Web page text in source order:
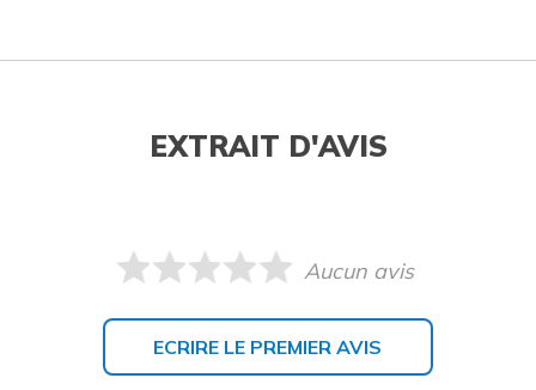
EXTRAIT D'AVIS
Aucun avis
ECRIRE LE PREMIER AVIS